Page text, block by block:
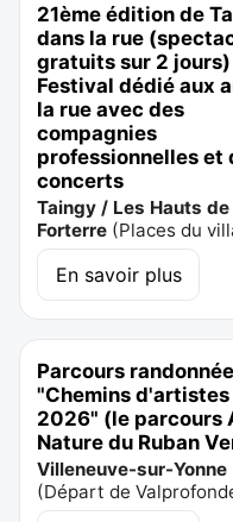
21ème édition de
dans la rue
gratuits sur 2 jours)
Festival dédié aux
la rue avec des
compagnies
professionnelles et
concerts
Taingy / Les Hauts de
Forterre (Places du
En savoir plus
Parcours randonnée
"Chemins d'artistes
2026" (le parcours
Nature du Ruban
Villeneuve-sur-Yonne
(Départ de